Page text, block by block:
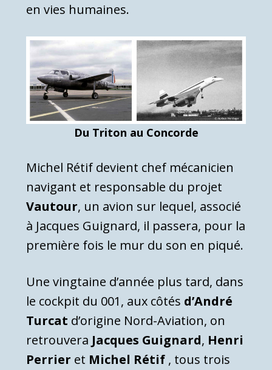
en vies humaines.
Du Triton au Concorde
Michel Rétif devient chef mécanicien
navigant et responsable du projet
Vautour, un avion sur lequel, associé
à Jacques Guignard, il passera, pour la
première fois le mur du son en piqué.
Une vingtaine d’année plus tard, dans
le cockpit du 001, aux côtés d’André
Turcat d’origine Nord-Aviation, on
retrouvera Jacques Guignard, Henri
Perrier et Michel Rétif , tous trois